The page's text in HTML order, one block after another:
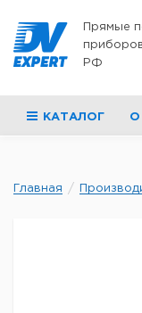
Прямые
РФ
КАТАЛОГ О
Главная